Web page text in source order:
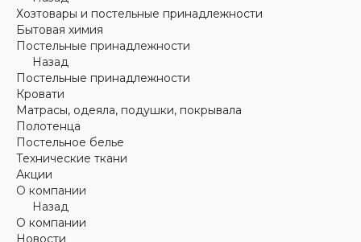
Хозтовары и постельные принадлежности
Бытовая химия
Постельные принадлежности
Назад
Постельные принадлежности
Кровати
Матрасы, одеяла, подушки, покрывала
Полотенца
Постельное белье
Технические ткани
Акции
О компании
Назад
О компании
Новости